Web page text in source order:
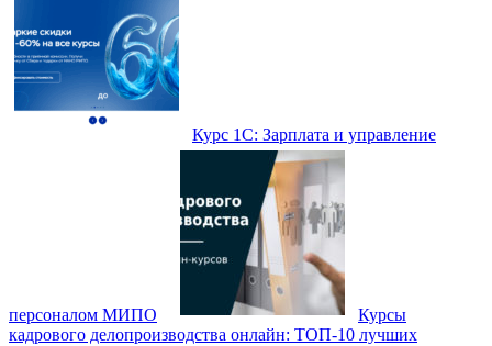
Курс 1С: Зарплата и управление
персоналом МИПО
Курсы
кадрового делопроизводства онлайн: ТОП‑10 лучших